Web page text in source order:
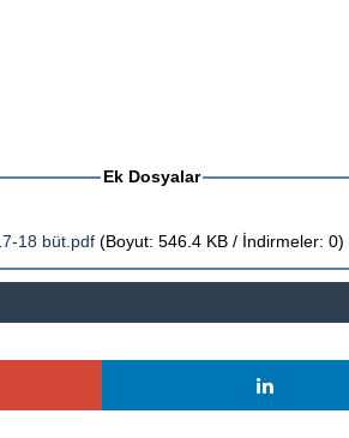
Ek Dosyalar
18 büt.pdf (Boyut: 546.4 KB / İndirmeler: 0)